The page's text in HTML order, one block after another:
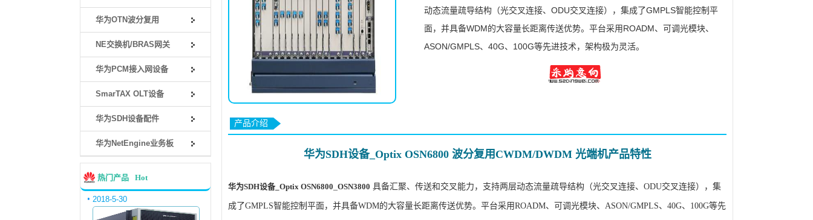
华为OTN波分复用
NE交换机/BRAS网关
华为PCM接入网设备
SmarTAX OLT设备
华为SDH设备配件
华为NetEngine业务板
热门产品 Hot
2018-5-30
动态流量疏导结构（光交叉连接、ODU交叉连接），集成了GMPLS智能控制平
面，并具备WDM的大容量长距离传送优势。平台采用ROADM、可调光模块、
ASON/GMPLS、40G、100G等先进技术，架构极为灵活。
产品介绍
华为SDH设备_Optix OSN6800 波分复用CWDM/DWDM 光端机产品特性
华为SDH设备_Optix OSN6800 OSN3800 具备汇聚、传送和交叉能力，支持两层动态流量疏导结构（光交叉连接、ODU交叉连接），集
成了GMPLS智能控制平面，并具备WDM的大容量长距离传送优势。平台采用ROADM、可调光模块、ASON/GMPLS、40G、100G等先